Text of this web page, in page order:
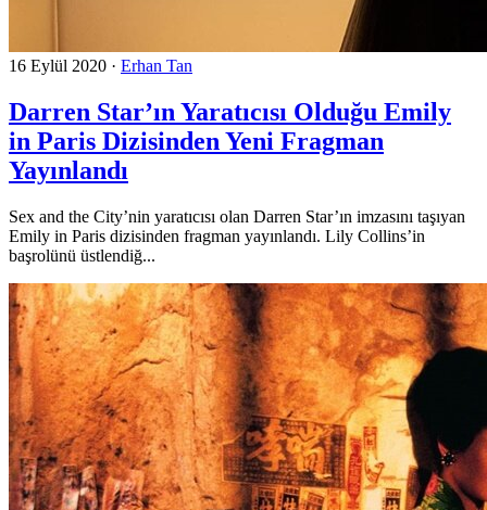
16 Eylül 2020 · Erhan Tan
Darren Star’ın Yaratıcısı Olduğu Emily
in Paris Dizisinden Yeni Fragman
Yayınlandı
Sex and the City’nin yaratıcısı olan Darren Star’ın imzasını taşıyan
Emily in Paris dizisinden fragman yayınlandı. Lily Collins’in
başrolünü üstlendiğ...